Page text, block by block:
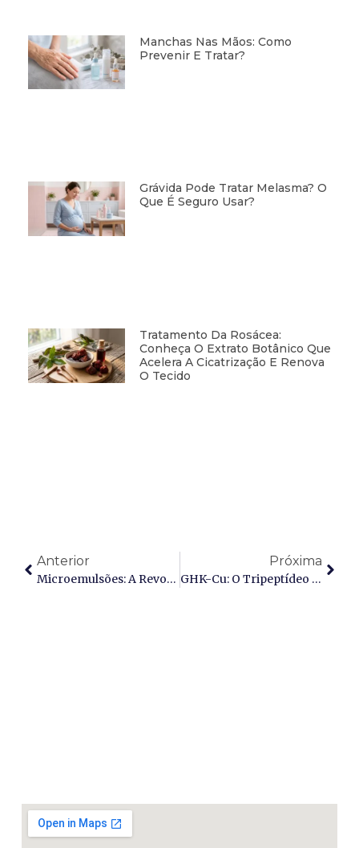
Manchas Nas Mãos: Como
Prevenir E Tratar?
Grávida Pode Tratar Melasma? O
Que É Seguro Usar?
Tratamento Da Rosácea:
Conheça O Extrato Botânico Que
Acelera A Cicatrização E Renova
O Tecido
Anterior
Microemulsões: A Revolução Da Estabilidade Termodinâmica E A Nanotecnologia No Cuidado E Limpeza Da Pele
Próxima
GHK-Cu: O Tripeptídeo De Cobre Regenerativo E Sua Revolução Genômica Na Cosmetologia Avançada (INCI: Copper Tripeptide-1)